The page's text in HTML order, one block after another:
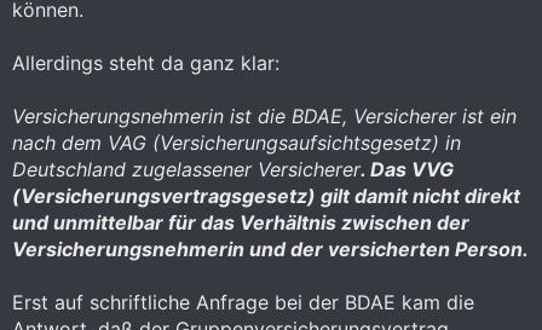
können.
Allerdings steht da ganz klar:
Versicherungsnehmerin ist die BDAE, Versicherer ist ein
nach dem VAG (Versicherungsaufsichtsgesetz) in
Deutschland zugelassener Versicherer. Das VVG
(Versicherungsvertragsgesetz) gilt damit nicht direkt
und unmittelbar für das Verhältnis zwischen der
Versicherungsnehmerin und der versicherten Person.
Erst auf schriftliche Anfrage bei der BDAE kam die